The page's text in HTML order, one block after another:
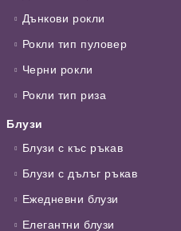
Дънкови рокли
Рокли тип пуловер
Черни рокли
Рокли тип риза
Блузи
Блузи с къс ръкав
Блузи с дълъг ръкав
Ежедневни блузи
Елегантни блузи